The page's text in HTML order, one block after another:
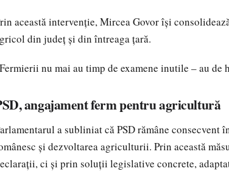
această intervenție, Mircea Govor își
din județ și din întreaga țară.
nu mai au timp de examene inutile – au de
angajament ferm pentru agricultură
a subliniat că PSD rămâne consecvent
și dezvoltarea agriculturii. Prin această
ci și prin soluții legislative concrete,